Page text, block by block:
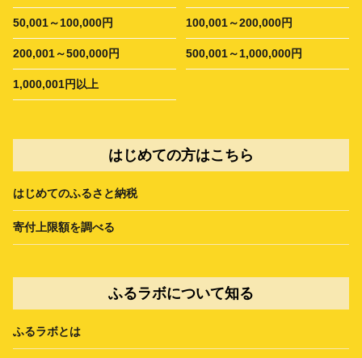
50,001～100,000円 100,001～200,000円
200,001～500,000円 500,001～1,000,000円
1,000,001円以上
はじめての方はこちら
はじめてのふるさと納税
寄付上限額を調べる
ふるラボについて知る
ふるラボとは